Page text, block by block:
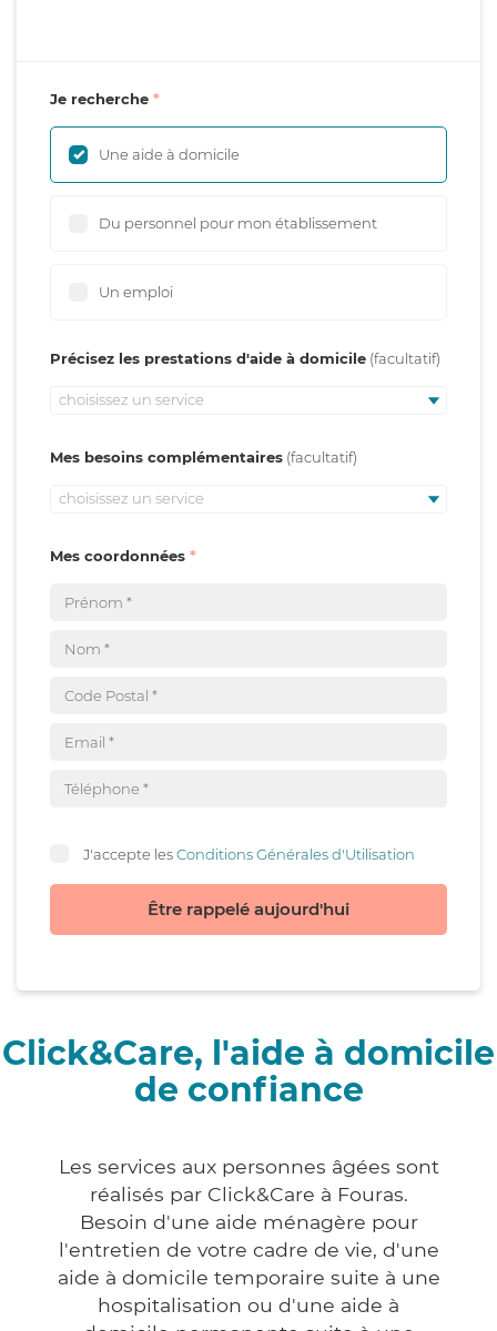
Je recherche
Une aide à domicile
Du personnel pour mon établissement
Un emploi
Précisez les prestations d'aide à domicile
choisissez un service
Mes besoins complémentaires
choisissez un service
Mes coordonnées
J'accepte lesConditions Générales d'Utilisation
Être rappelé aujourd'hui
Click&Care, l'aide à domicile
de confiance
Les services aux personnes âgées sont
réalisés par Click&Care à Fouras.
Besoin d'une aide ménagère pour
l'entretien de votre cadre de vie, d'une
aide à domicile temporaire suite à une
hospitalisation ou d'une aide à